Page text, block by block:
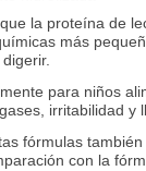
la proteína de
más
para niños
irritabilidad y
fórmulas
con la